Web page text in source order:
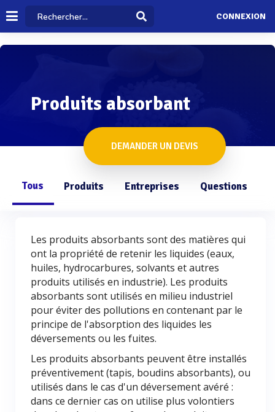
CONNEXION
Produits absorbant
DEMANDER UN DEVIS
Tous Produits Entreprises Questions
Les produits absorbants sont des matières qui
ont la propriété de retenir les liquides (eaux,
huiles, hydrocarbures, solvants et autres
produits utilisés en industrie). Les produits
absorbants sont utilisés en milieu industriel
pour éviter des pollutions en contenant par le
principe de l'absorption des liquides les
déversements ou les fuites.
Les produits absorbants peuvent être installés
préventivement (tapis, boudins absorbants), ou
utilisés dans le cas d'un déversement avéré :
dans ce dernier cas on utilise plus volontiers